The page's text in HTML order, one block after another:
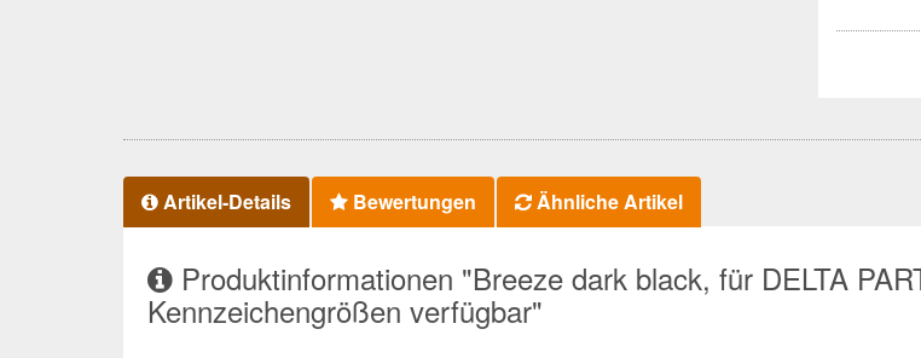
Artikel-Details Bewertungen Ähnliche Artikel
Produktinformationen "Breeze dark black, für DELTA
Kennzeichengrößen verfügbar"